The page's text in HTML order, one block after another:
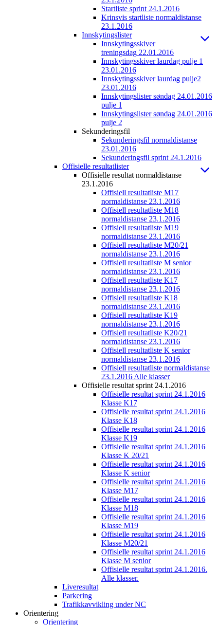
Startliste sprint 24.1.2016
Krinsvis startliste normaldistanse
23.1.2016
Innskytingslister
Innskytingsskiver
treningsdag 22.01.2016
Innskytingsskiver laurdag pulje 1
23.01.2016
Innskytingsskiver laurdag pulje2
23.01.2016
Innskytingslister søndag 24.01.2016
pulje 1
Innskytingslister søndag 24.01.2016
pulje 2
Sekunderingsfil
Sekunderingsfil normaldistanse
23.01.2016
Sekunderingsfil sprint 24.1.2016
Offisielle resultatlister
Offisielle resultat normaldistanse
23.1.2016
Offisiell resultatliste M17
normaldistanse 23.1.2016
Offisiell resultatliste M18
normaldistanse 23.1.2016
Offisiell resultatliste M19
normaldistanse 23.1.2016
Offisiell resultatliste M20/21
normaldistanse 23.1.2016
Offisiell resultatliste M senior
normaldistanse 23.1.2016
Offisiell resultatliste K17
normaldistanse 23.1.2016
Offisiell resultatliste K18
normaldistanse 23.1.2016
Offisiell resultatliste K19
normaldistanse 23.1.2016
Offisiell resultatliste K20/21
normaldistanse 23.1.2016
Offisiell resultatliste K senior
normaldistanse 23.1.2016
Offisiell resultatliste normaldistanse
23.1.2016 Alle klasser
Offisielle resultat sprint 24.1.2016
Offisielle resultat sprint 24.1.2016
Klasse K17
Offisielle resultat sprint 24.1.2016
Klasse K18
Offisielle resultat sprint 24.1.2016
Klasse K19
Offisielle resultat sprint 24.1.2016
Klasse K 20/21
Offisielle resultat sprint 24.1.2016
Klasse K senior
Offisielle resultat sprint 24.1.2016
Klasse M17
Offisielle resultat sprint 24.1.2016
Klasse M18
Offisielle resultat sprint 24.1.2016
Klasse M19
Offisielle resultat sprint 24.1.2016
Klasse M20/21
Offisielle resultat sprint 24.1.2016
Klasse M senior
Offisielle resultat sprint 24.1.2016.
Alle klasser.
Liveresultat
Parkering
Trafikkavvikling under NC
Orientering
Orientering